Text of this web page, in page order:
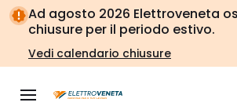
Vai alla
navigazione
Vai
alla
pagina
Ad agosto 2026 Elettroveneta
chiusure per il periodo estivo.
Vedi calendario chiusure